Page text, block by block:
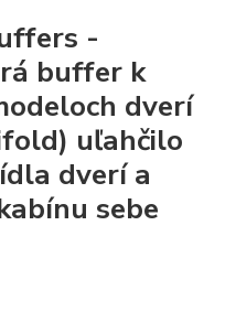
-
buffer k
dverí
uľahčilo
dverí a
sebe